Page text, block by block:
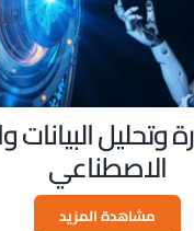
وتحليل البيانات
الاصطناعي
مشاهدة المزيد